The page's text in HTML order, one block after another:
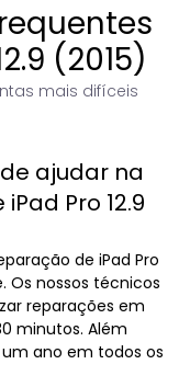
(2015)
mais difíceis
ajudar na
Pro 12.9
de iPad Pro
Os nossos técnicos
reparações em
minutos. Além
ano em todos os